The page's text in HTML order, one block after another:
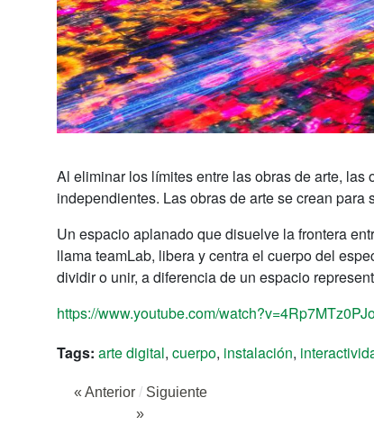
Al eliminar los límites entre las obras de arte,
independientes. Las obras de arte se crean para
Un espacio aplanado que disuelve la frontera
llama teamLab, libera y centra el cuerpo del
dividir o unir, a diferencia de un espacio
https://www.youtube.com/
Tags: arte digital, cuerpo, instalación,
« Anterior / Siguiente
»